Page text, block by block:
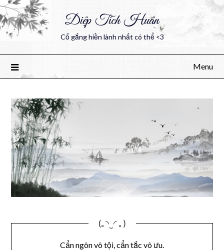
Diệp Tích Huân
Cố gắng hiền lành nhất có thể <3
Menu
(｡◝‿◜ ｡)
Cẩn ngôn vô tội, cẩn tắc vô ưu.